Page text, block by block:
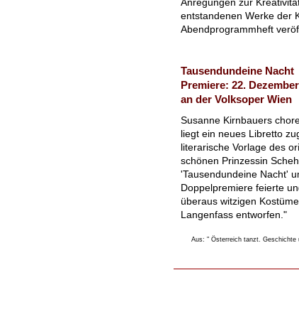
entstandenen Werke der
Abendprogrammheft
Tausendundeine Nacht
Premiere: 22.
an der Volksoper Wien
Susanne Kirnbauers
liegt ein neues Libretto
literarische Vorlage des
schönen Prinzessin
'Tausendundeine Nacht'
Doppelpremiere feierte
überaus witzigen
Langenfass entworfen."
Aus: " Österreich tanzt. Geschichte